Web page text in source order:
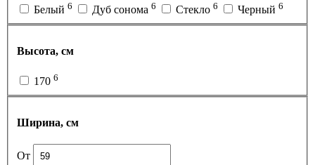
Белый 6 Дуб сонома 6 Стекло 6 Черный 6
Высота, см
170 6
Ширина, см
От